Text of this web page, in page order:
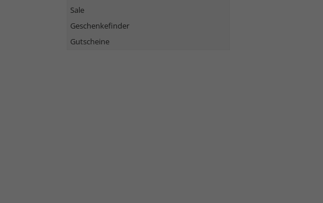
Sale
Geschenkefinder
Gutscheine